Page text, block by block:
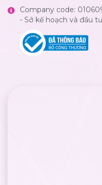
Company code:
- Sở kế hoạch và đầu